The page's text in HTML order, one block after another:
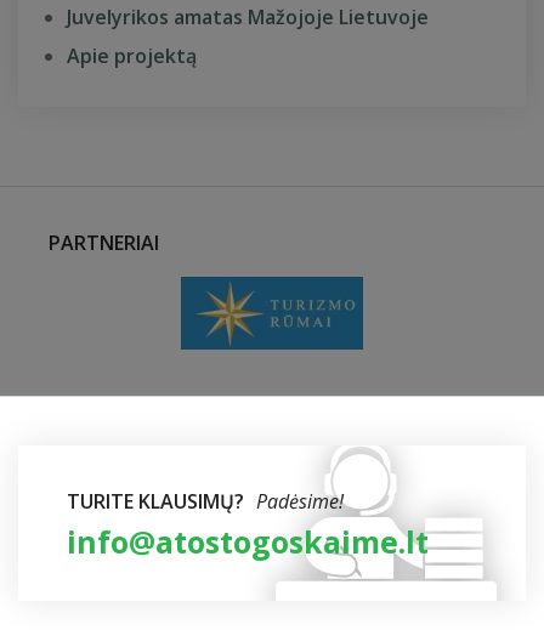
Juvelyrikos amatas Mažojoje Lietuvoje
Apie projektą
PARTNERIAI
TURITE KLAUSIMŲ? Padėsime!
info@atostogoskaime.lt